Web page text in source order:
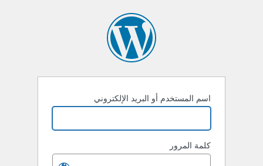
اسم المستخدم أو البريد الإلكتروني
كلمة المرور